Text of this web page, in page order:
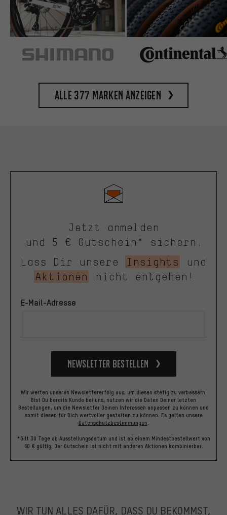
Alle 377 Marken anzeigen
Jetzt anmelden
und 5 € Gutschein* sichern.
Lass Dir unsere
Insights
und
Aktionen
nicht entgehen!
E-Mail-Adresse
Newsletter bestellen
Wir werten unseren Newslettererfolg aus, um diesen stetig zu verbessern.
Bist Du bereits Kunde bei uns, nutzen wir die Daten Deiner letzten
Bestellungen, um die Newsletter Deinen Interessen anpassen zu können und
somit diesen für Dich wertvoller gestalten zu können. Es gelten unsere
Datenschutzbestimmungen.
*Gilt 30 Tage ab Ausstellungsdatum und ist ab einem Mindestbestellwert von
60 € gültig. Der Gutschein ist nicht mit anderen Aktionen kombinierbar.
WIR TUN ALLES DAFÜR, DASS DU BEKOMMST,